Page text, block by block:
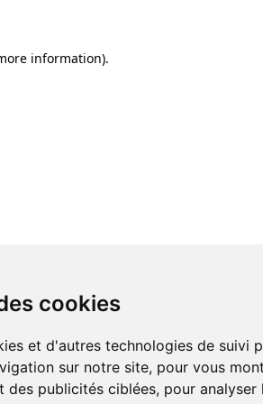
cookies
et d'autres technologies de suivi
sur notre site, pour vous
des publicités ciblées, pour
information).